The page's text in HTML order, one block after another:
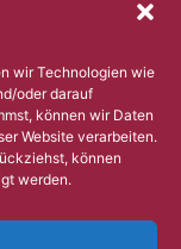
wir Technologien wie
oder darauf
können wir Daten
Website verarbeiten.
können
werden.
den